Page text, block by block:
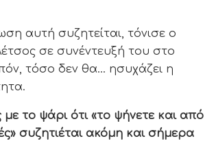
αυτή συζητείται, τόνισε ο
σε συνέντευξή του στο
τόσο δεν θα… ησυχάζει η
το ψάρι ότι «το ψήνετε και από
συζητιέται ακόμη και σήμερα